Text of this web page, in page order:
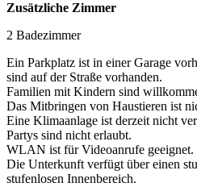
Zusätzliche Zimmer
2 Badezimmer
Ein Parkplatz ist in einer Garage
sind auf der Straße vorhanden.
Familien mit Kindern sind
Das Mitbringen von Haustieren ist
Eine Klimaanlage ist derzeit nicht
Partys sind nicht erlaubt.
WLAN ist für Videoanrufe geeignet.
Die Unterkunft verfügt über einen
stufenlosen Innenbereich.